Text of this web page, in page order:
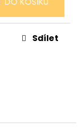
Sdílet